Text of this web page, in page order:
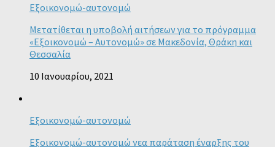
Εξοικονομώ-αυτονομώ
Μετατίθεται η υποβολή αιτήσεων για το πρόγραμμα
«Εξοικονομώ – Αυτονομώ» σε Μακεδονία, Θράκη και
Θεσσαλία
10 Ιανουαρίου, 2021
Εξοικονομώ-αυτονομώ
Εξοικονομώ-αυτονομώ νεα παράταση έναρξης του